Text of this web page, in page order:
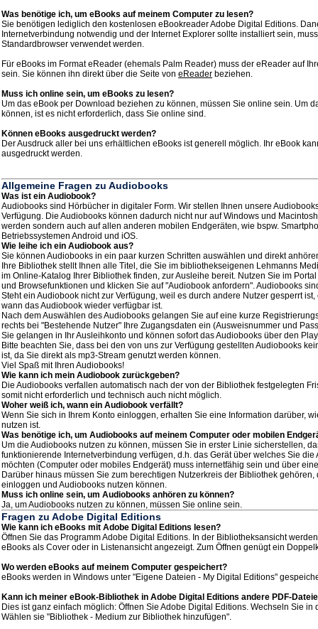
Was benötige ich, um eBooks auf meinem Computer zu lesen?
Sie benötigen lediglich den kostenlosen eBookreader Adobe Digital Editions.
Internetverbindung notwendig und der Internet Explorer sollte installiert sein,
Standardbrowser verwendet werden.
Für eBooks im Format eReader (ehemals Palm Reader) muss der eReader auf
sein. Sie können ihn direkt über die Seite von eReader beziehen.
Muss ich online sein, um eBooks zu lesen?
Um das eBook per Download beziehen zu können, müssen Sie online sein. Um
können, ist es nicht erforderlich, dass Sie online sind.
Können eBooks ausgedruckt werden?
Der Ausdruck aller bei uns erhältlichen eBooks ist generell möglich. Ihr eBook
ausgedruckt werden.
Allgemeine Fragen zu Audiobooks
Was ist ein Audiobook?
Audiobooks sind Hörbücher in digitaler Form. Wir stellen Ihnen unsere
Verfügung. Die Audiobooks können dadurch nicht nur auf Windows und
werden sondern auch auf allen anderen mobilen Endgeräten, wie bspw.
Betriebssystemen Android und iOS.
Wie leihe ich ein Audiobook aus?
Sie können Audiobooks in ein paar kurzen Schritten auswählen und direkt
Ihre Bibliothek stellt Ihnen alle Titel, die Sie im bibliothekseigenen Lehmanns
im Online-Katalog Ihrer Bibliothek finden, zur Ausleihe bereit. Nutzen Sie im
und Browsefunktionen und klicken Sie auf "Audiobook anfordern". Audiobooks
Steht ein Audiobook nicht zur Verfügung, weil es durch andere Nutzer gesperrt
wann das Audiobook wieder verfügbar ist.
Nach dem Auswählen des Audiobooks gelangen Sie auf eine kurze
rechts bei "Bestehende Nutzer" Ihre Zugangsdaten ein (Ausweisnummer und
Sie gelangen in Ihr Ausleihkonto und können sofort das Audiobooks über den
Bitte beachten Sie, dass bei den von uns zur Verfügung gestellten Audiobooks
ist, da Sie direkt als mp3-Stream genutzt werden können.
Viel Spaß mit Ihren Audiobooks!
Wie kann ich mein Audiobook zurückgeben?
Die Audiobooks verfallen automatisch nach der von der Bibliothek festgelegten
somit nicht erforderlich und technisch auch nicht möglich.
Woher weiß ich, wann ein Audiobook verfällt?
Wenn Sie sich in Ihrem Konto einloggen, erhalten Sie eine Information darüber,
nutzen ist.
Was benötige ich, um Audiobooks auf meinem Computer oder mobilen
Um die Audiobooks nutzen zu können, müssen Sie in erster Linie sicherstellen,
funktionierende Internetverbindung verfügen, d.h. das Gerät über welches Sie die
möchten (Computer oder mobiles Endgerät) muss internetfähig sein und über
Darüber hinaus müssen Sie zum berechtigen Nutzerkreis der Bibliothek gehören,
einloggen und Audiobooks nutzen können.
Muss ich online sein, um Audiobooks anhören zu können?
Ja, um Audiobooks nutzen zu können, müssen Sie online sein.
Fragen zu Adobe Digital Editions
Wie kann ich eBooks mit Adobe Digital Editions lesen?
Öffnen Sie das Programm Adobe Digital Editions. In der Bibliotheksansicht
eBooks als Cover oder in Listenansicht angezeigt. Zum Öffnen genügt ein
Wo werden eBooks auf meinem Computer gespeichert?
eBooks werden in Windows unter "Eigene Dateien - My Digital Editions"
Kann ich meiner eBook-Bibliothek in Adobe Digital Editions andere PDF-
Dies ist ganz einfach möglich: Öffnen Sie Adobe Digital Editions. Wechseln Sie in
Wählen sie "Bibliothek - Medium zur Bibliothek hinzufügen".